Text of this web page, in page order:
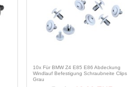
10x Für BMW Z4 E85 E86 Abdeckung
Windlauf Befestigung Schraubneite Clips
Grau